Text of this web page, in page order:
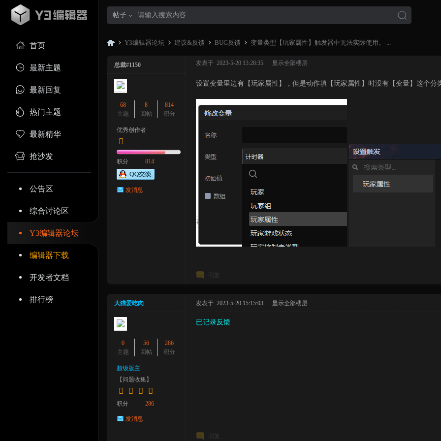
首页
最新主题
最新回复
热门主题
最新精华
抢沙发
公告区
综合讨论区
Y3编辑器论坛
编辑器下载
开发者文档
排行榜
帖子
»
Y3编辑器论坛 建议&反馈
›
BUG反馈
›
变量类型【玩家属性】触发器中无法实际使用。 ...
总裁#1150
68
主题
8
回帖
814
积分
优秀创作者
积分 814
发消息
发表于 2023-5-20 13:28:35 显示全部楼层
设置变量里边有【玩家属性】，但是动作填【玩家属性】时没有【变量】这个分
回复
大猫爱吃肉
0
主题
56
回帖
286
积分
超级版主
【问题收集】
积分 286
发消息
发表于 2023-5-20 15:15:03 显示全部楼层
已记录反馈
回复